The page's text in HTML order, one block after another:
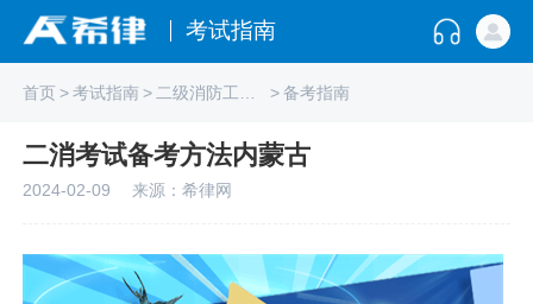
考试指南
首页>考试指南> > 备考指南
二消考试备考方法内蒙古
2024-02-09 来源：希律网